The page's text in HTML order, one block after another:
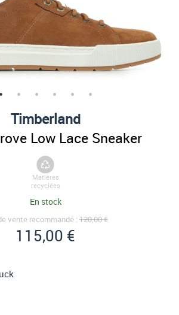
Timberland
Low Lace Sneaker
Matières
recyclées
En stock
vente recommandé : 120,00 €
115,00 €